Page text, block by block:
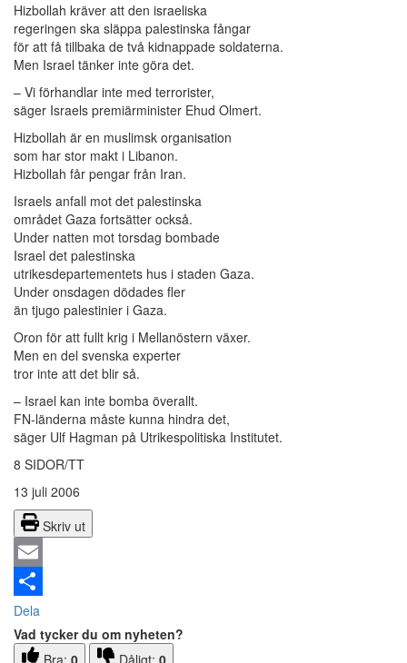
Hizbollah kräver att den israeliska
regeringen ska släppa palestinska fångar
för att få tillbaka de två kidnappade soldaterna.
Men Israel tänker inte göra det.
– Vi förhandlar inte med terrorister,
säger Israels premiärminister Ehud Olmert.
Hizbollah är en muslimsk organisation
som har stor makt i Libanon.
Hizbollah får pengar från Iran.
Israels anfall mot det palestinska
området Gaza fortsätter också.
Under natten mot torsdag bombade
Israel det palestinska
utrikesdepartementets hus i staden Gaza.
Under onsdagen dödades fler
än tjugo palestinier i Gaza.
Oron för att fullt krig i Mellanöstern växer.
Men en del svenska experter
tror inte att det blir så.
– Israel kan inte bomba överallt.
FN-länderna måste kunna hindra det,
säger Ulf Hagman på Utrikespolitiska Institutet.
8 SIDOR/TT
13 juli 2006
Skriv ut
Email
Dela
Vad tycker du om nyheten?